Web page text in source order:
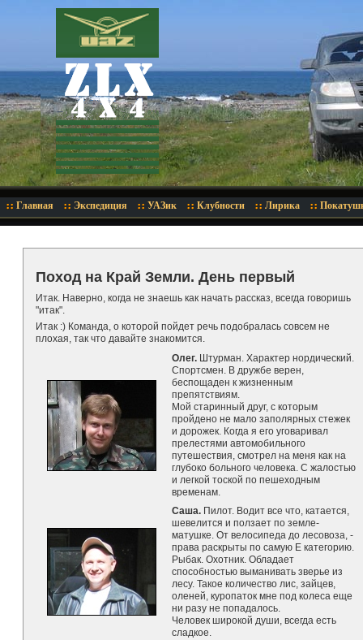
Главная Экспедиция УАЗик Клубности Лирика
Поход на Край Земли. День первый
Итак. Наверно, когда не знаешь как начать рассказ, всегда говоришь
"итак".
Итак :) Команда, о которой пойдет речь подобралась совсем не
плохая, так что давайте знакомится.
Олег. Штурман. Характер нордический.
Спортсмен. В дружбе верен,
беспощаден к жизненным
препятствиям.
Мой старинный друг, с которым
пройдено не мало заполярных стежек
и дорожек. Когда я его уговаривал
прелестями автомобильного
путешествия, смотрел на меня как на
глубоко больного человека. С жалостью
и легкой тоской по пешеходным
временам.
Саша. Пилот. Водит все что, катается,
шевелится и ползает по земле-
матушке. От велосипеда до лесовоза, -
права раскрыты по самую Е категорию.
Рыбак. Охотник. Обладает
способностью выманивать зверье из
лесу. Такое количество лис, зайцев,
оленей, куропаток мне под колеса еще
ни разу не попадалось.
Человек широкой души, всегда есть
сладкое.